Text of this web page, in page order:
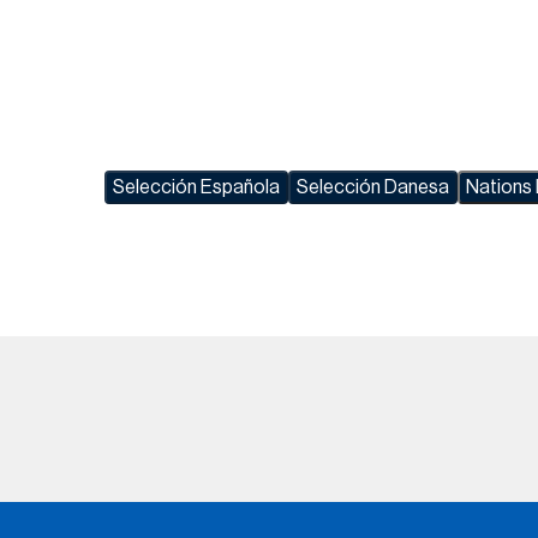
Selección Española Selección Danesa Nations